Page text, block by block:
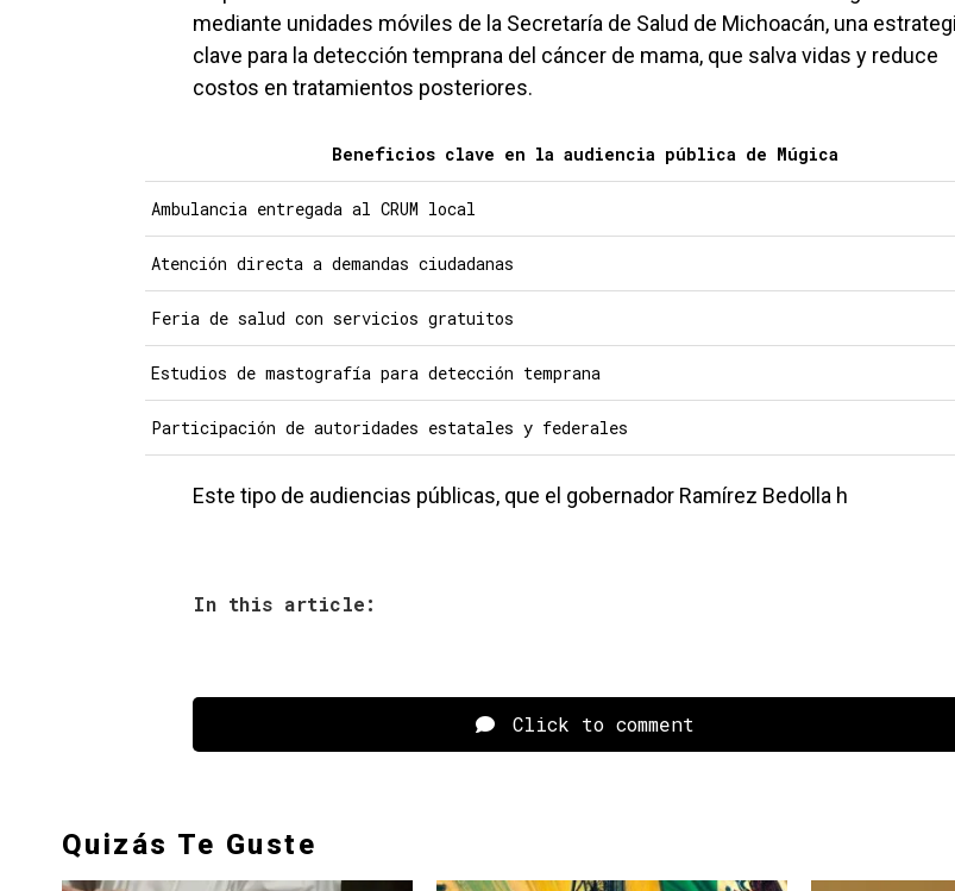
mediante unidades móviles de la Secretaría de Salud de Michoacán, una
clave para la detección temprana del cáncer de mama, que salva vidas y reduce
costos en tratamientos posteriores.
Beneficios clave en la audiencia pública de Múgica
Ambulancia entregada al CRUM local
Atención directa a demandas ciudadanas
Feria de salud con servicios gratuitos
Estudios de mastografía para detección temprana
Participación de autoridades estatales y federales
Este tipo de audiencias públicas, que el gobernador Ramírez Bedolla h
In this article:
Click to comment
Quizás Te Guste